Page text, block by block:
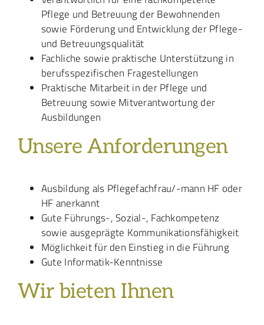
Pflege und Betreuung der Bewohnenden
sowie Förderung und Entwicklung der Pflege-
und Betreuungsqualität
Fachliche sowie praktische Unterstützung in
berufsspezifischen Fragestellungen
Praktische Mitarbeit in der Pflege und
Betreuung sowie Mitverantwortung der
Ausbildungen
Unsere Anforderungen
Ausbildung als Pflegefachfrau/-mann HF oder
HF anerkannt
Gute Führungs-, Sozial-, Fachkompetenz
sowie ausgeprägte Kommunikationsfähigkeit
Möglichkeit für den Einstieg in die Führung
Gute Informatik-Kenntnisse
Wir bieten Ihnen